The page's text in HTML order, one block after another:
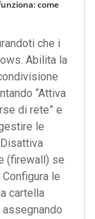
come
che i
Abilita la
“Attiva
di rete” e
le
(firewall) se
le
cartella
assegnando